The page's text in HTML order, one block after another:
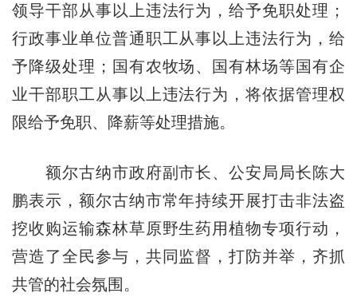
领导干部从事以上违法行为，给予免职处理；
行政事业单位普通职工从事以上违法行为，给
予降级处理；国有农牧场、国有林场等国有企
业干部职工从事以上违法行为，将依据管理权
限给予免职、降薪等处理措施。
额尔古纳市政府副市长、公安局局长陈大
鹏表示，额尔古纳市常年持续开展打击非法盗
挖收购运输森林草原野生药用植物专项行动，
营造了全民参与，共同监督，打防并举，齐抓
共管的社会氛围。